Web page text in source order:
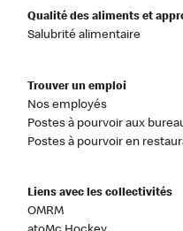
Qualité des aliments et
Salubrité alimentaire
Trouver un emploi
Nos employés
Postes à pourvoir aux
Postes à pourvoir en
Liens avec les collectivités
OMRM